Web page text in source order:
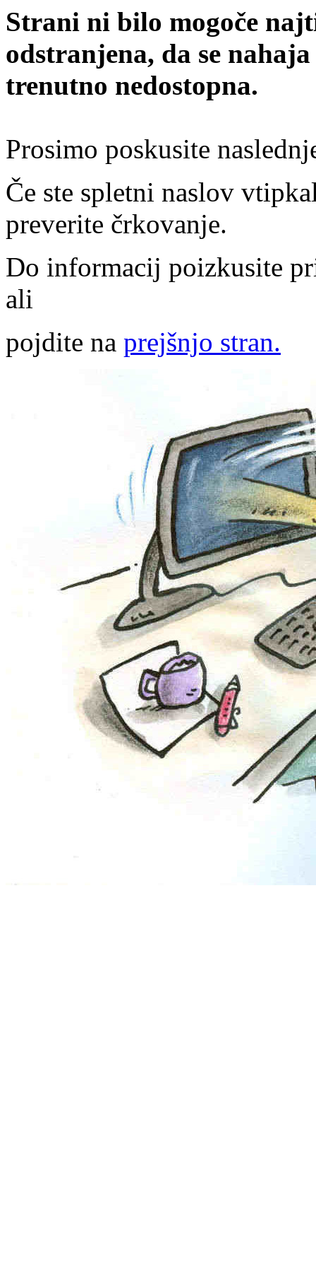
Strani ni bilo mogoče
odstranjena, da se
trenutno nedostopna.
Prosimo poskusite
Če ste spletni naslov
preverite črkovanje.
Do informacij poizkusite
ali
pojdite na prejšnjo stran.